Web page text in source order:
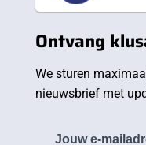
Ontvang
We sturen
nieuwsbrief met
Jouw e-